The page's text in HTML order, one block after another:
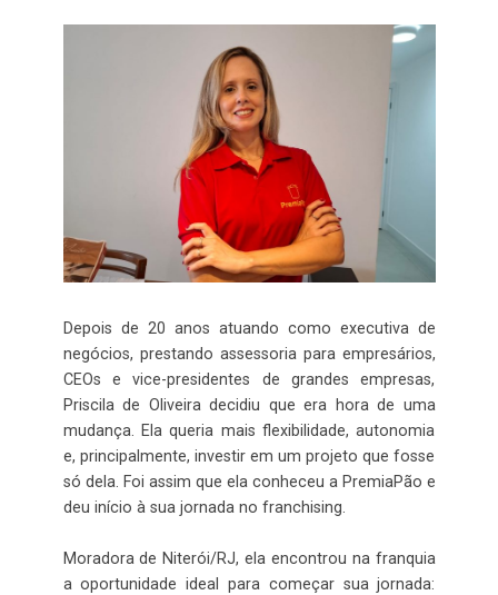
Depois de 20 anos atuando como executiva de
negócios, prestando assessoria para empresários,
CEOs e vice-presidentes de grandes empresas,
Priscila de Oliveira decidiu que era hora de uma
mudança. Ela queria mais flexibilidade, autonomia
e, principalmente, investir em um projeto que fosse
só dela. Foi assim que ela conheceu a PremiaPão e
deu início à sua jornada no franchising.
Moradora de Niterói/RJ, ela encontrou na franquia
a oportunidade ideal para começar sua jornada: